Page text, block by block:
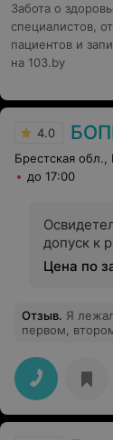
Забота о
специалистов,
пациентов и
на 103.by
4.0
Брестская
до 17:00
допуск к
Цена по
Отзыв. Я
первом,
очень
порою и злая.
Дорохович
пациентов.